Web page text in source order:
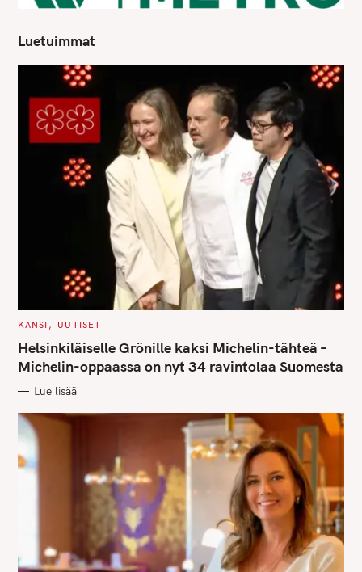
Luetuimmat
C
T
E
G
O
I
S
KANSI UUTISET
Helsinkiläiselle Grönille kaksi Michelin-tähteä –
Michelin-oppaassa on nyt 34 ravintolaa Suomesta
Lue lisää
h
f
o
r
: